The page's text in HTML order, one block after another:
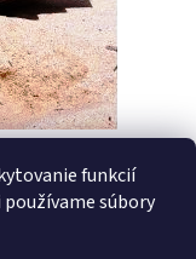
funkcií
súbory